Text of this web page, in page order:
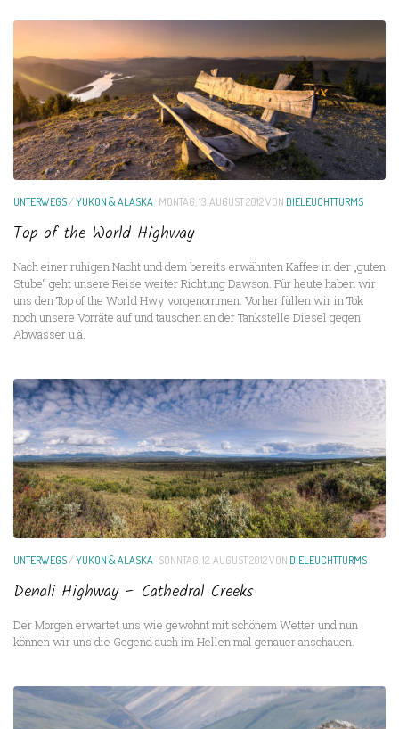
UNTERWEGS/YUKON & ALASKA MONTAG, 13. AUGUST 2012VON DIELEUCHTTURMS
Top of the World Highway
Nach einer ruhigen Nacht und dem bereits erwähnten Kaffee in der „guten
Stube“ geht unsere Reise weiter Richtung Dawson. Für heute haben wir
uns den Top of the World Hwy vorgenommen. Vorher füllen wir in Tok
noch unsere Vorräte auf und tauschen an der Tankstelle Diesel gegen
Abwasser u.ä.
UNTERWEGS/YUKON & ALASKA SONNTAG, 12. AUGUST 2012VON DIELEUCHTTURMS
Denali Highway – Cathedral Creeks
Der Morgen erwartet uns wie gewohnt mit schönem Wetter und nun
können wir uns die Gegend auch im Hellen mal genauer anschauen.